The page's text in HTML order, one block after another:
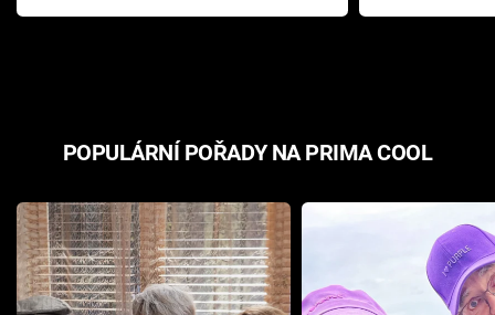
Pottera přišla s ráznou
přichází s
POPULÁRNÍ POŘADY NA PRIMA COOL